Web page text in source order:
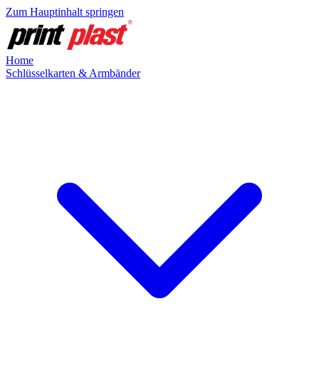
Zum Hauptinhalt springen
Home
Schlüsselkarten & Armbänder